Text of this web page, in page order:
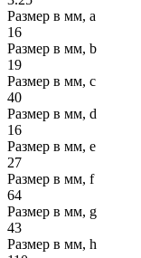
Размер в мм, a
16
Размер в мм, b
19
Размер в мм, c
40
Размер в мм, d
16
Размер в мм, e
27
Размер в мм, f
64
Размер в мм, g
43
Размер в мм, h